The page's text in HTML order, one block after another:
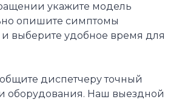
укажите модель
опишите симптомы
выберите удобное время для
диспетчеру точный
оборудования. Наш выездной